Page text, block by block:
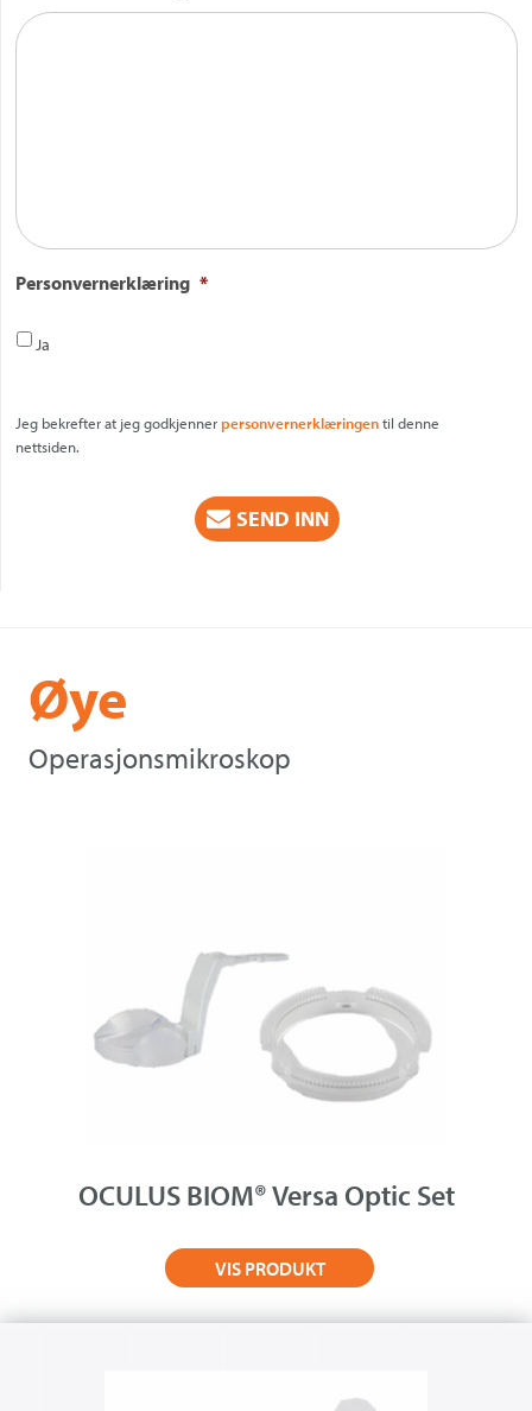
Personvernerklæring *
Ja
Jeg bekrefter at jeg godkjennerpersonvernerklæringentil denne
nettsiden.
Øye
Operasjonsmikroskop
OCULUS BIOM® Versa Optic Set
VIS PRODUKT